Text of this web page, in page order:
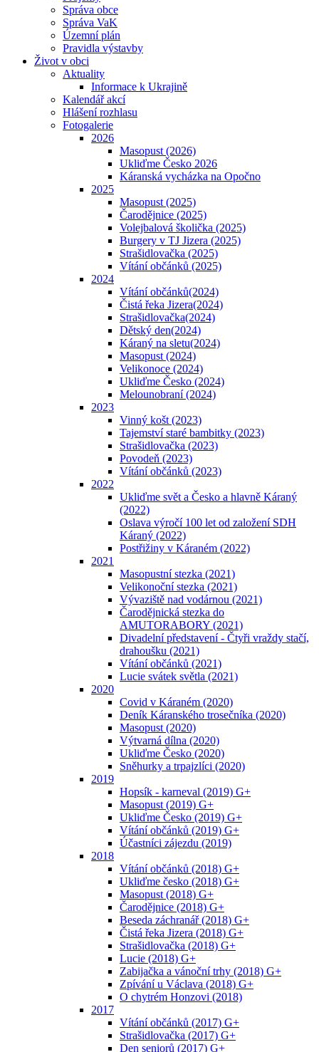
Správa obce
Správa VaK
Územní plán
Pravidla výstavby
Život v obci
Aktuality
Informace k Ukrajině
Kalendář akcí
Hlášení rozhlasu
Fotogalerie
2026
Masopust (2026)
Ukliďme Česko 2026
Káranská vycházka na Opočno
2025
Masopust (2025)
Čarodějnice (2025)
Volejbalová školička (2025)
Burgery v TJ Jizera (2025)
Strašidlovačka (2025)
Vítání občánků (2025)
2024
Vítání občánků(2024)
Čistá řeka Jizera(2024)
Strašidlovačka(2024)
Dětský den(2024)
Káraný na sletu(2024)
Masopust (2024)
Velikonoce (2024)
Ukliďme Česko (2024)
Melounobraní (2024)
2023
Vinný košt (2023)
Tajemství staré bambitky (2023)
Strašidlovačka (2023)
Povodeň (2023)
Vítání občánků (2023)
2022
Ukliďme svět a Česko a hlavně Káraný
(2022)
Oslava výročí 100 let od založení SDH
Káraný (2022)
Postřižiny v Káraném (2022)
2021
Masopustní stezka (2021)
Velikonoční stezka (2021)
Vývaziště nad vodárnou (2021)
Čarodějnická stezka do
AMUTORABORY (2021)
Divadelní představení - Čtyři vraždy stačí,
drahoušku (2021)
Vítání občánků (2021)
Lucie svátek světla (2021)
2020
Covid v Káraném (2020)
Deník Káranského trosečníka (2020)
Masopust (2020)
Výtvarná dílna (2020)
Ukliďme Česko (2020)
Sněhurky a trpajzlíci (2020)
2019
Hopsík - karneval (2019) G+
Masopust (2019) G+
Ukliďme Česko (2019) G+
Vítání občánků (2019) G+
Účastníci zájezdu (2019)
2018
Vítání občánků (2018) G+
Ukliďme česko (2018) G+
Masopust (2018) G+
Čarodějnice (2018) G+
Beseda záchranář (2018) G+
Čistá řeka Jizera (2018) G+
Strašidlovačka (2018) G+
Lucie (2018) G+
Zabijačka a vánoční trhy (2018) G+
Zpívání u Václava (2018) G+
O chytrém Honzovi (2018)
2017
Vítání občánků (2017) G+
Strašidlovačka (2017) G+
Den seniorů (2017) G+